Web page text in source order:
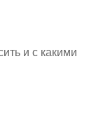
и с какими